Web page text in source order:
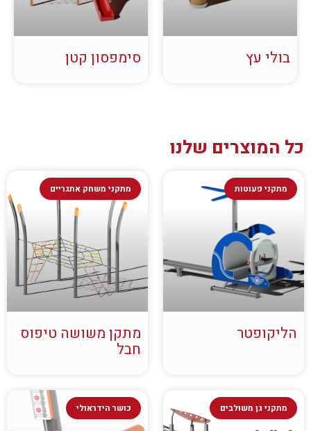
בולי עץ סימפסון קטן
כל המוצרים שלנו
מתקני פעוטות
הליקופטר
מתקני משחק אתגריים
מתקן משושה טיפוס
חבל
מתקני גן משולבים כושר הידראולי